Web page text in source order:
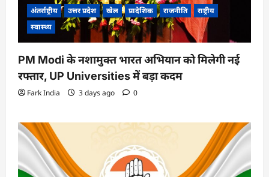
अंतर्राष्ट्रीय उत्तर प्रदेश खेल प्रादेशिक राजनीति
राष्ट्रीय
स्वास्थ्य
PM Modi के नशामुक्त भारत अभियान को मिलेगी नई
रफ्तार, UP Universities में बड़ा कदम
Fark India 3 days ago 0